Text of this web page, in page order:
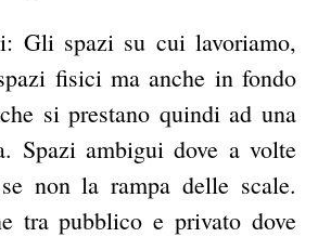
Gli spazi su cui lavoriamo,
fisici ma anche in fondo
si prestano quindi ad una
Spazi ambigui dove a volte
non la rampa delle scale.
tra pubblico e privato dove